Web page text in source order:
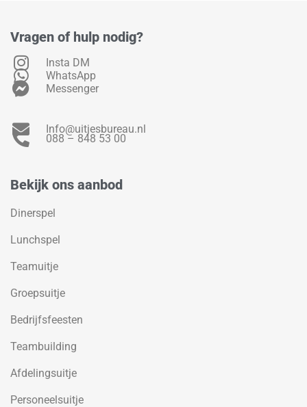
Vragen of hulp nodig?
Insta DM
WhatsApp
Messenger
Info@uitjesbureau.nl
088 – 848 53 00
Bekijk ons aanbod
Dinerspel
Lunchspel
Teamuitje
Groepsuitje
Bedrijfsfeesten
Teambuilding
Afdelingsuitje
Personeelsuitje